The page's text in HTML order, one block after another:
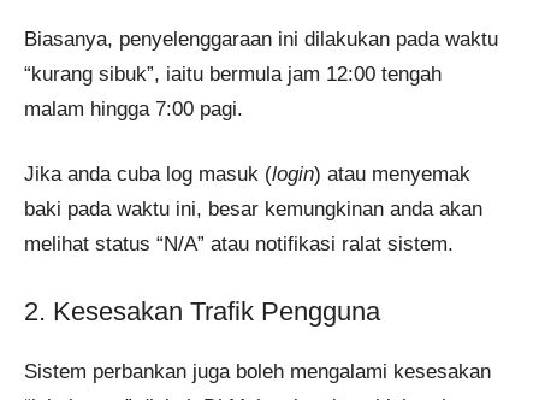
Biasanya, penyelenggaraan ini dilakukan pada waktu
“kurang sibuk”, iaitu bermula jam 12:00 tengah
malam hingga 7:00 pagi.
Jika anda cuba log masuk (login) atau menyemak
baki pada waktu ini, besar kemungkinan anda akan
melihat status “N/A” atau notifikasi ralat sistem.
2. Kesesakan Trafik Pengguna
Sistem perbankan juga boleh mengalami kesesakan